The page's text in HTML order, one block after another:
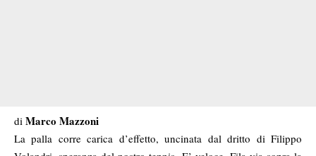
di Marco Mazzoni
La palla corre carica d’effetto, uncinata dal dritto di Filippo